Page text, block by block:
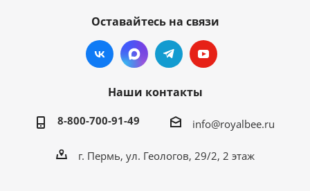
Оставайтесь на связи
Наши контакты
8-800-700-91-49 info@royalbee.ru
г. Пермь, ул. Геологов, 29/2, 2 этаж